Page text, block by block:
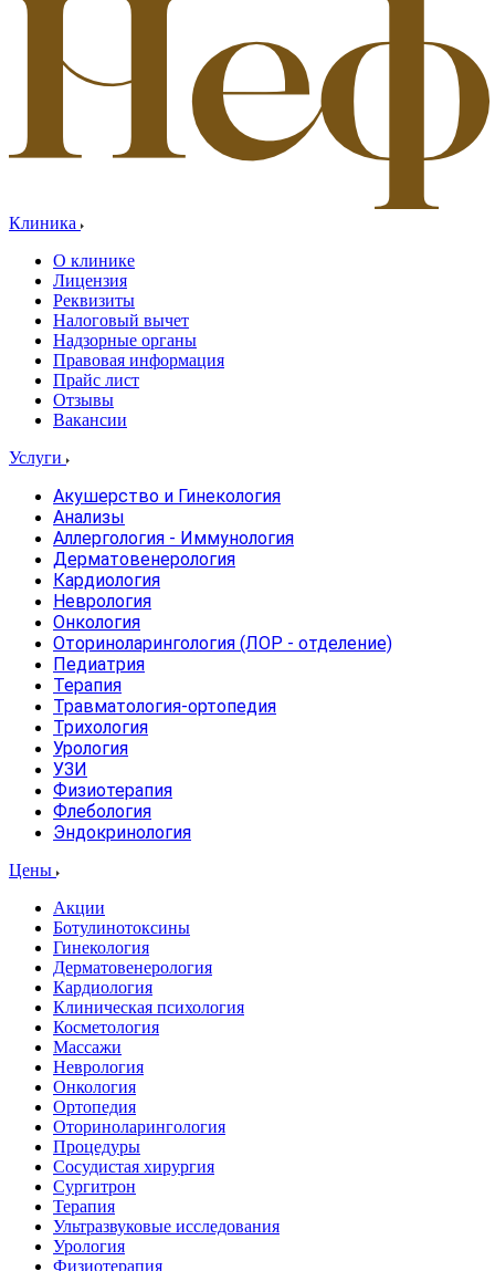
Клиника
О клинике
Лицензия
Реквизиты
Налоговый вычет
Надзорные органы
Правовая информация
Прайс лист
Отзывы
Вакансии
Услуги
Акушерство и Гинекология
Анализы
Аллергология - Иммунология
Дерматовенерология
Кардиология
Неврология
Онкология
Оториноларингология (ЛОР - отделение)
Педиатрия
Терапия
Травматология-ортопедия
Трихология
Урология
УЗИ
Физиотерапия
Флебология
Эндокринология
Цены
Акции
Ботулинотоксины
Гинекология
Дерматовенерология
Кардиология
Клиническая психология
Косметология
Массажи
Неврология
Онкология
Ортопедия
Оториноларингология
Процедуры
Сосудистая хирургия
Сургитрон
Терапия
Ультразвуковые исследования
Урология
Физиотерапия